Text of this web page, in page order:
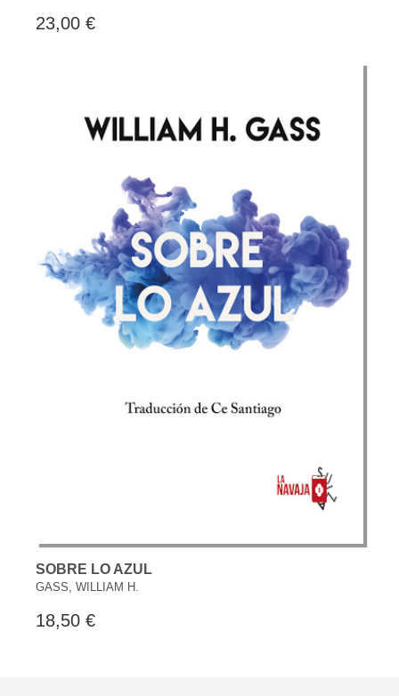
23,00 €
SOBRE LO AZUL
GASS, WILLIAM H.
18,50 €